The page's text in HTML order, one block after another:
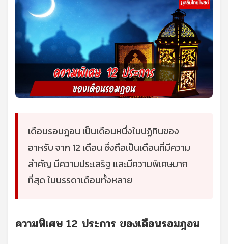
เดือนรอมฎอน เป็นเดือนหนึ่งในปฏิทินของ
อาหรับ จาก 12 เดือน ซึ่งถือเป็นเดือนที่มีความ
สำคัญ มีความประเสริฐ และมีความพิเศษมาก
ที่สุด ในบรรดาเดือนทั้งหลาย
ความพิเศษ 12 ประการ ของเดือนรอมฎอน